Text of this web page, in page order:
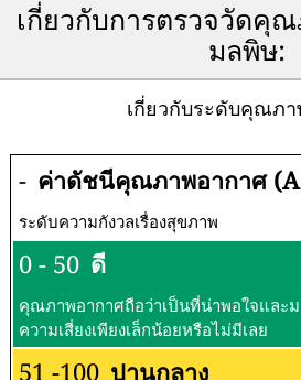
เกี่ยวกับการตรวจวัดคุ
มลพิษ:
เกี่ยวกับระดับคุณภ
- ค่าดัชนีคุณภาพอากาศ
ระดับความกังวลเรื่องสุขภาพ
0 - 50 ดี
คุณภาพอากาศถือว่าเป็นที่น่าพอใจและ
ความเสี่ยงเพียงเล็กน้อยหรือไม่มีเลย
51 -100 ปานกลาง